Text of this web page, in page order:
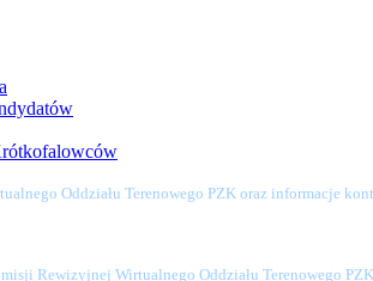
Oddziału Terenowego PZK oraz informacje
Rewizyjnej Wirtualnego Oddziału Terenowego